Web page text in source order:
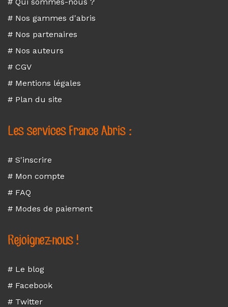
# Nos gammes d'abris
# Nos partenaires
# Nos auteurs
# CGV
# Mentions légales
# Plan du site
Les services France Abris :
# S'inscrire
# Mon compte
# FAQ
# Modes de paiement
Rejoignez-nous !
# Le blog
# Facebook
# Twitter